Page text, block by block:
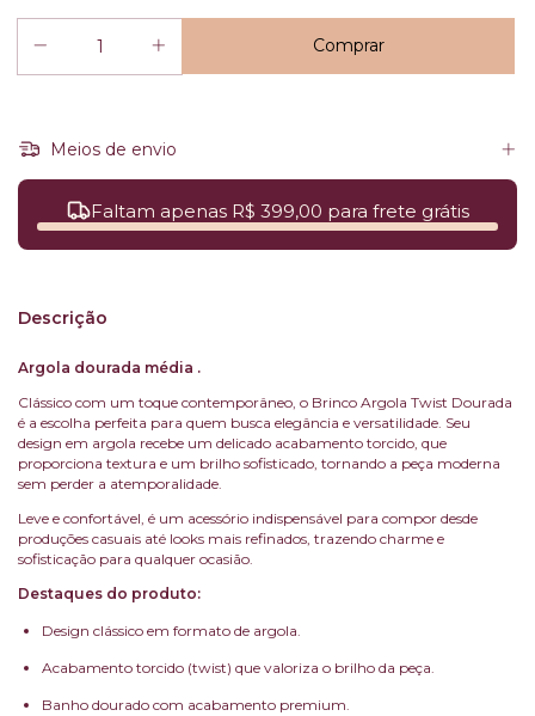
Meios de envio
Faltam apenas R$ 399,00 para frete grátis
Descrição
Argola dourada média .
Clássico com um toque contemporâneo, o Brinco Argola Twist Dourada
é a escolha perfeita para quem busca elegância e versatilidade. Seu
design em argola recebe um delicado acabamento torcido, que
proporciona textura e um brilho sofisticado, tornando a peça moderna
sem perder a atemporalidade.
Leve e confortável, é um acessório indispensável para compor desde
produções casuais até looks mais refinados, trazendo charme e
sofisticação para qualquer ocasião.
Destaques do produto:
Design clássico em formato de argola.
Acabamento torcido (twist) que valoriza o brilho da peça.
Banho dourado com acabamento premium.